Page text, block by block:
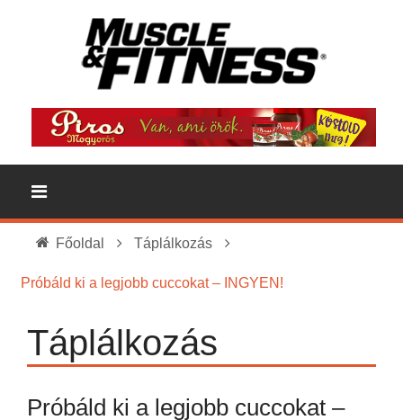
Főoldal Táplálkozás
Próbáld ki a legjobb cuccokat – INGYEN!
Táplálkozás
Próbáld ki a legjobb cuccokat –